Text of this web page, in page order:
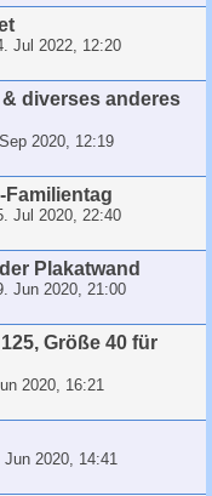
Jul 2022, 12:20
diverses anderes
2020, 12:19
Familientag
Jul 2020, 22:40
Plakatwand
Jun 2020, 21:00
Größe 40 für
2020, 16:21
Jun 2020, 14:41